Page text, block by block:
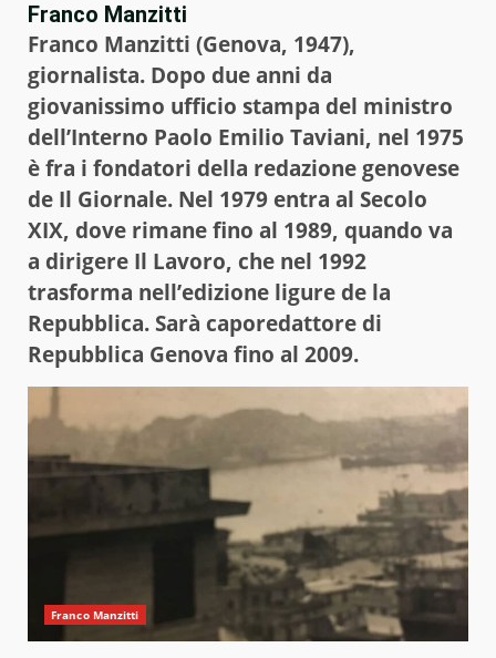
Franco Manzitti
Franco Manzitti (Genova, 1947),
giornalista. Dopo due anni da
giovanissimo ufficio stampa del ministro
dell’Interno Paolo Emilio Taviani, nel 1975
è fra i fondatori della redazione genovese
de Il Giornale. Nel 1979 entra al Secolo
XIX, dove rimane fino al 1989, quando va
a dirigere Il Lavoro, che nel 1992
trasforma nell’edizione ligure de la
Repubblica. Sarà caporedattore di
Repubblica Genova fino al 2009.
Franco Manzitti